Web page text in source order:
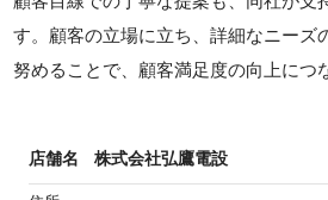
す。顧客の立場に立ち、詳細なニーズ
努めることで、顧客満足度の向上につ
店舗名 株式会社弘鷹電設